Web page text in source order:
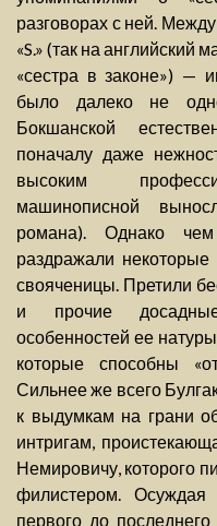
разговорах с ней.
«S.» (так на английский
«сестра в законе») —
было далеко не
Бокшанской
поначалу даже
высоким
машинописной
романа). Однако
раздражали
свояченицы. Претили
и прочие
особенностей ее
которые способны
Сильнее же всего
к выдумкам на грани
интригам,
Немировичу, которого
филистером. Осуждая
первого до